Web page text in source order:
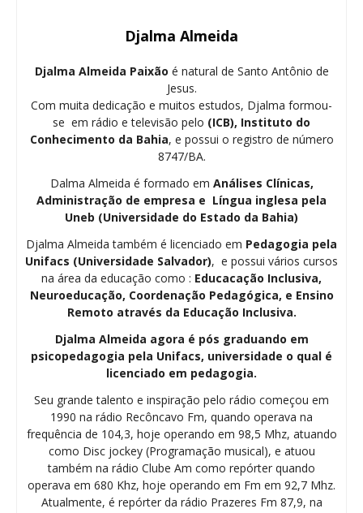
Djalma Almeida
Djalma Almeida Paixão é natural de Santo Antônio de
Jesus.
Com muita dedicação e muitos estudos, Djalma formou-
se em rádio e televisão pelo (ICB), Instituto do
Conhecimento da Bahia, e possui o registro de número
8747/BA.
Dalma Almeida é formado em Análises Clínicas,
Administração de empresa e Língua inglesa pela
Uneb (Universidade do Estado da Bahia)
Djalma Almeida também é licenciado em Pedagogia pela
Unifacs (Universidade Salvador), e possui vários cursos
na área da educação como : Educacação Inclusiva,
Neuroeducação, Coordenação Pedagógica, e Ensino
Remoto através da Educação Inclusiva.
Djalma Almeida agora é pós graduando em
psicopedagogia pela Unifacs, universidade o qual é
licenciado em pedagogia.
Seu grande talento e inspiração pelo rádio começou em
1990 na rádio Recôncavo Fm, quando operava na
frequência de 104,3, hoje operando em 98,5 Mhz, atuando
como Disc jockey (Programação musical), e atuou
também na rádio Clube Am como repórter quando
operava em 680 Khz, hoje operando em Fm em 92,7 Mhz.
Atualmente, é repórter da rádio Prazeres Fm 87,9, na